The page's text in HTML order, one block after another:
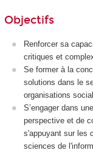
Objectifs
Renforcer sa
critiques et
Se former à la
solutions dans le
organisations
S’engager dans
perspective et de
s'appuyant sur les
sciences de